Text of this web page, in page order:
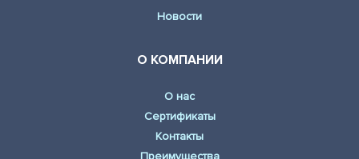
Новости
О КОМПАНИИ
О нас
Сертификаты
Контакты
Преимущества